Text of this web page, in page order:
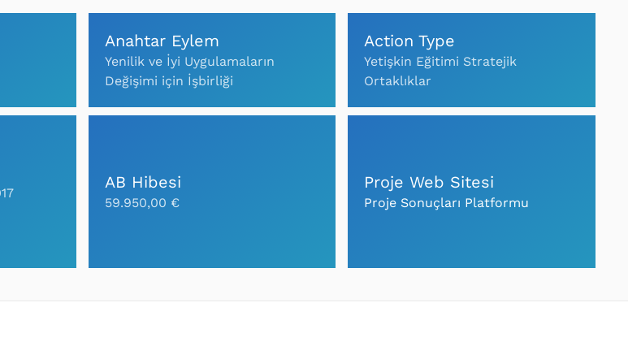
Anahtar Eylem
Yenilik ve İyi Uygulamaların
Değişimi için İşbirliği
Action Type
Yetişkin Eğitimi Stratejik
Ortaklıklar
AB Hibesi
59.950,00 €
Proje Web Sitesi
Proje Sonuçları Platformu